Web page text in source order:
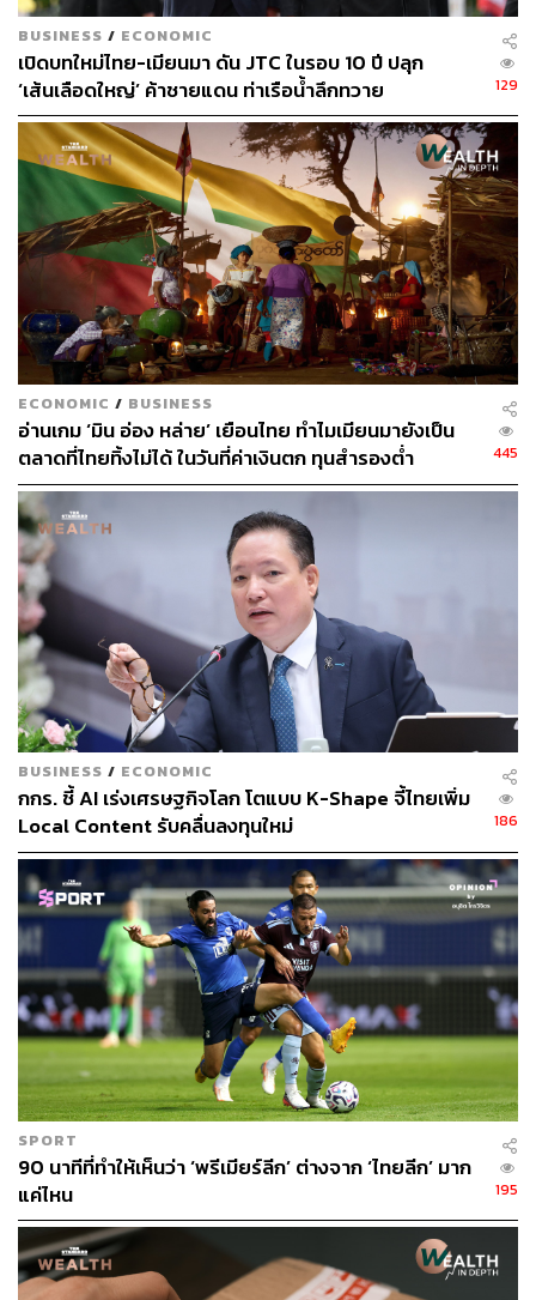
น่าสังเกตว่าการพัฒนาเศรษฐกิจของไทยในช่วงที่ 30-40 ปีที่
ผ่านมา อาจทำให้รายได้ต่อหัวของประชากรเติบโตโดยเฉลี่ย
ประมาณ 6.0% ต่อปี แต่สิ่งที่ขาดหายไปคือ ‘คุณภาพของการ
เติบโตทางเศรษฐกิจ’ ที่ไม่ได้เปิดโอกาสให้คนที่อยู่ในระดับ
ชั้นรองลงมาขยับสูงขึ้นได้มากเท่าที่ควร เศรษฐกิจไทยจึงแยก
ออกเป็น ‘โลกสองใบ’
เศรษฐกิจไทยแบ่งออกเป็นโลกสองใบใน 3 มิติ คือ ‘อ่อน-แข็ง’
‘เก่า-ใหม่’ และ ‘ใหญ่-เล็ก’
มิติที่ 1: อ่อน-แข็ง
โลกสองใบของครัวเรือนที่มีฐานะการเงินอ่อนแอกับที่มีฐานะ
การเงินเข้มแข็ง จากบทความเรื่อง ‘ปฏิรูปจากแรงจูงใจ’ เรา
พูดคุยกันว่าครัวเรือนไทยมีปัญหาความเหลื่อมล้ำเชิงความ
มั่งคั่งรุนแรงมาก โดยครัวเรือนที่มีฐานะการเงินอ่อนแอมีราย
ได้ไม่พอรายจ่ายและมีรายได้เข้ามาไม่สม่ำเสมอ เมื่อครัว
เรือนที่มีฐานะการเงินอ่อนแอเผชิญกับสถานการณ์ที่ทำให้
ขาดรายได้ พวกเขาจะได้รับผลกระทบมากกว่าและฟื้นตัวช้า
กว่าครัวเรือนที่มีฐานะการเงินเข้มแข็ง
วิกฤตโควิดเป็นตัวอย่างที่ชัดเจน หากเรานำข้อมูลครัวเรือนที่
มีหนี้มาจัดกลุ่มตามระดับรายได้ อาชีพ และสถานะการ
ทำงาน แล้วประเมินว่าครัวเรือนจะใช้ระยะเวลาแค่ไหนใน
การฟื้นตัวจากปัญหารายได้ไม่พอรายจ่าย จะพบว่าครัวเรือน
ที่ฟื้นตัวช้าเป็นครัวเรือนรายได้น้อยในภาคเกษตรและภาค
บริการที่มีรายได้ต่ำกว่า 30,000 บาทต่อเดือน และครัวเรือน
ในภาคอุตสาหกรรมที่มีรายได้น้อยกว่า 20,000 บาทต่อเดือน
ในทางตรงข้าม ครัวเรือนที่ฟื้นตัวได้เร็วเป็นครัวเรือนรายได้
สูง
BUSINESS / ECONOMIC
เปิดบทใหม่ไทย-เมียนมา ดัน JTC ในรอบ 10 ปี ปลุก
‘เส้นเลือดใหญ่’ ค้าชายแดน ท่าเรือน้ำลึกทวาย
129
ECONOMIC / BUSINESS
อ่านเกม ‘มิน อ่อง หล่าย’ เยือนไทย ทำไมเมียนมายังเป็น
ตลาดที่ไทยทิ้งไม่ได้ ในวันที่ค่าเงินตก ทุนสำรองต่ำ
445
BUSINESS / ECONOMIC
กกร. ชี้ AI เร่งเศรษฐกิจโลก โตแบบ K-Shape จี้ไทยเพิ่ม
Local Content รับคลื่นลงทุนใหม่
186
SPORT
90 นาทีที่ทำให้เห็นว่า ‘พรีเมียร์ลีก’ ต่างจาก ‘ไทยลีก’ มาก
แค่ไหน
195